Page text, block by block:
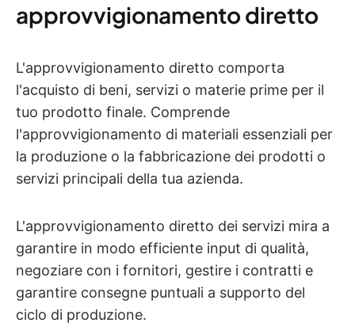
approvvigionamento diretto
L'approvvigionamento diretto comporta
l'acquisto di beni, servizi o materie prime per il
tuo prodotto finale. Comprende
l'approvvigionamento di materiali essenziali per
la produzione o la fabbricazione dei prodotti o
servizi principali della tua azienda.
L'approvvigionamento diretto dei servizi mira a
garantire in modo efficiente input di qualità,
negoziare con i fornitori, gestire i contratti e
garantire consegne puntuali a supporto del
ciclo di produzione.